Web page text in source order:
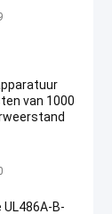
materiaal
van 1000
materiaal
B-